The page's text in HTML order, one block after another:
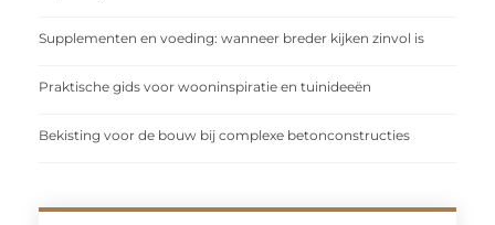
Supplementen en voeding: wanneer breder kijken zinvol is
Praktische gids voor wooninspiratie en tuinideeën
Bekisting voor de bouw bij complexe betonconstructies